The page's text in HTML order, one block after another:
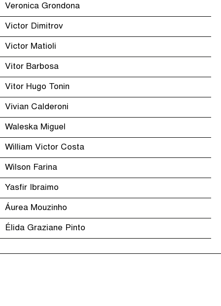
Veronica Grondona
Victor Dimitrov
Victor Matioli
Vitor Barbosa
Vitor Hugo Tonin
Vivian Calderoni
Waleska Miguel
William Victor Costa
Wilson Farina
Yasfir Ibraimo
Áurea Mouzinho
Élida Graziane Pinto